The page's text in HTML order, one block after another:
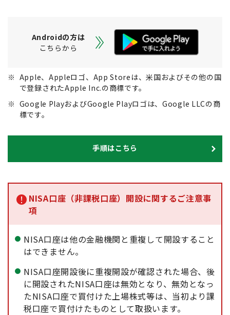
Androidの方は
こちらから
※ Apple、Appleロゴ、App Storeは、米国およびその他の国
で登録されたApple Inc.の商標です。
※ Google PlayおよびGoogle Playロゴは、Google LLCの商
標です。
手順はこちら
NISA口座（非課税口座）開設に関するご注意事
項
NISA口座は他の金融機関と重複して開設すること
はできません。
NISA口座開設後に重複開設が確認された場合、後
に開設されたNISA口座は無効となり、無効となっ
たNISA口座で買付けた上場株式等は、当初より課
税口座で買付けたものとして取扱います。